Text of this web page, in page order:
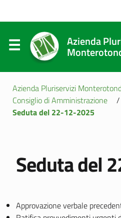
Azienda
Azienda Pluriservizi
Consiglio di Amministrazione
/
Seduta del 22-12-2025
Seduta del
Approvazione verbale